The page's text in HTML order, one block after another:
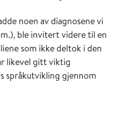
noen av diagnosene vi
ble invitert videre til en
som ikke deltok i den
likevel gitt viktig
språkutvikling gjennom